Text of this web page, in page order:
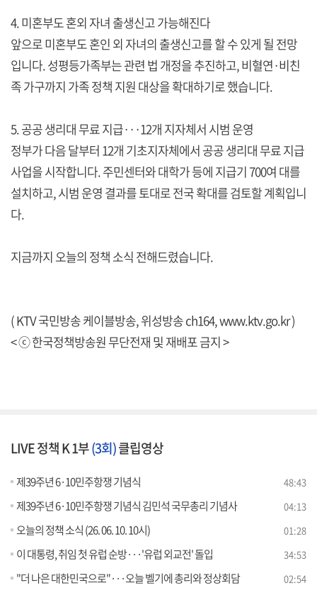
4. 미혼부도 혼외 자녀 출생신고 가능해진다
앞으로 미혼부도 혼인 외 자녀의 출생신고를 할 수 있게 될 전망
입니다. 성평등가족부는 관련 법 개정을 추진하고, 비혈연·비친
족 가구까지 가족 정책 지원 대상을 확대하기로 했습니다.
5. 공공 생리대 무료 지급···12개 지자체서 시범 운영
정부가 다음 달부터 12개 기초지자체에서 공공 생리대 무료 지급
사업을 시작합니다. 주민센터와 대학가 등에 지급기 700여 대를
설치하고, 시범 운영 결과를 토대로 전국 확대를 검토할 계획입니
다.
지금까지 오늘의 정책 소식 전해드렸습니다.
( KTV 국민방송 케이블방송, 위성방송 ch164,www.ktv.go.kr)
< ⓒ 한국정책방송원 무단전재 및 재배포 금지 >
LIVE 정책 K 1부(3회)클립영상
제39주년 6·10민주항쟁 기념식 48:43
제39주년 6·10민주항쟁 기념식 김민석 국무총리 기념사 04:13
오늘의 정책 소식 (26. 06. 10. 10시) 01:28
이 대통령, 취임 첫 유럽 순방···'유럽 외교전' 돌입 34:53
"더 나은 대한민국으로"···오늘 벨기에 총리와 정상회담 02:54